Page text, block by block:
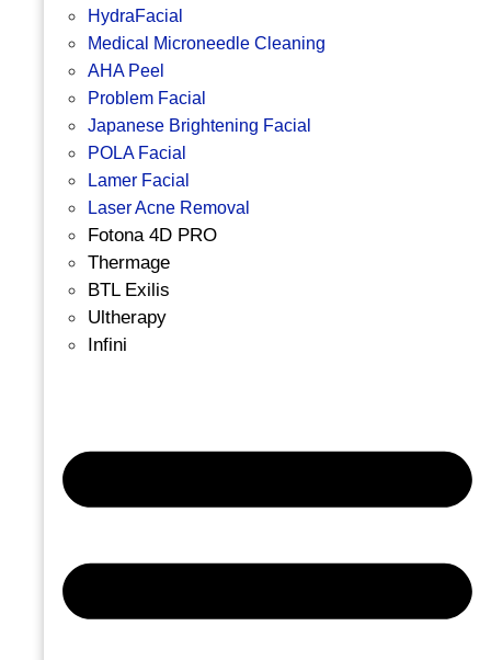
HydraFacial
Medical Microneedle Cleaning
AHA Peel
Problem Facial
Japanese Brightening Facial
POLA Facial
Lamer Facial
Laser Acne Removal
Fotona 4D PRO
Thermage
BTL Exilis
Ultherapy
Infini